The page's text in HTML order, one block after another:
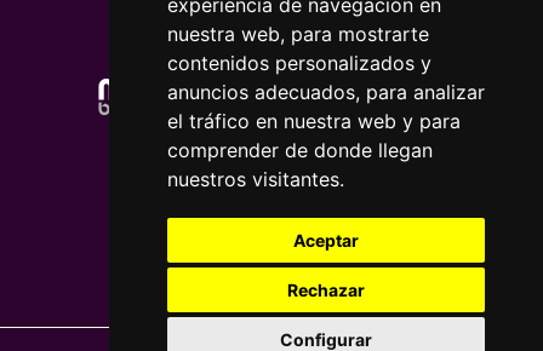
experiencia de navegación en
nuestra web, para mostrarte
contenidos personalizados y
anuncios adecuados, para analizar
el tráfico en nuestra web y para
comprender de donde llegan
nuestros visitantes.
Aceptar
Rechazar
Configurar